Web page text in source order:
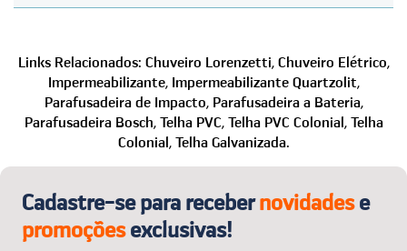
entre em contato por um de nossos canais e solicite a
instruções necessárias.
O melhor:
a primeira troca é por nossa conta! Para
detalhes, acesse o menu “Trocas e Devoluções”.
site, fale com a gente que auxiliamos na finalização da
compra e no que mais precisar.
Telefone: (24) 2221-2353
WhatsApp: (24) 99850-1622
sac@casaegaragem.com.br
Links Relacionados: Chuveiro Lorenzetti, Chuveiro Elétrico,
Impermeabilizante, Impermeabilizante Quartzolit,
Parafusadeira de Impacto, Parafusadeira a Bateria,
Parafusadeira Bosch, Telha PVC, Telha PVC Colonial, Telha
Colonial, Telha Galvanizada.
Cadastre-se para recebernovidadese
promoçõesexclusivas!